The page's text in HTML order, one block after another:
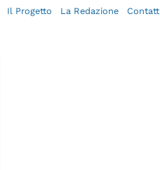
Il Progetto La Redazione